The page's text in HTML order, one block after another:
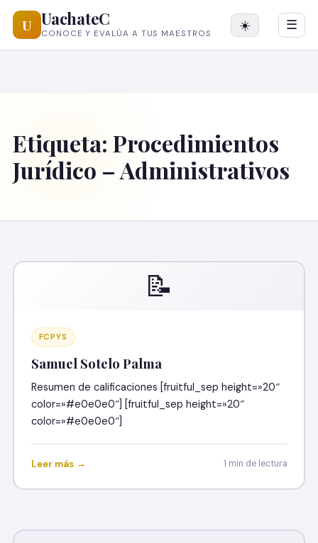
U UachateC
CONOCE Y EVALÚA A TUS MAESTROS
☀️ ☰
Etiqueta: Procedimientos
Jurídico – Administrativos
📝
FCPYS
Samuel Sotelo Palma
Resumen de calificaciones [fruitful_sep height=»20″
color=»#e0e0e0″] [fruitful_sep height=»20″
color=»#e0e0e0″]
Leer más → 1 min de lectura